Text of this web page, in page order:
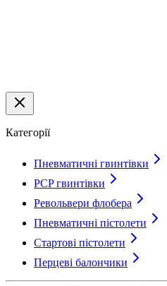
Категорії
Пневматичні гвинтівки
PCP гвинтівки
Револьвери флобера
Пневматичні пістолети
Стартові пістолети
Перцеві балончики